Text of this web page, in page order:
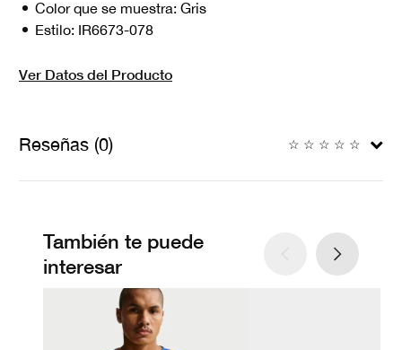
Color que se muestra: Gris
Estilo: IR6673-078
Ver Datos del Producto
Reseñas (0) ☆ ☆ ☆ ☆ ☆
También te puede
interesar